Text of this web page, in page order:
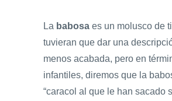
La babosa es un molusco de
tuvieran que dar una
menos acabada, pero en
infantiles, diremos que la
“caracol al que le han sacado